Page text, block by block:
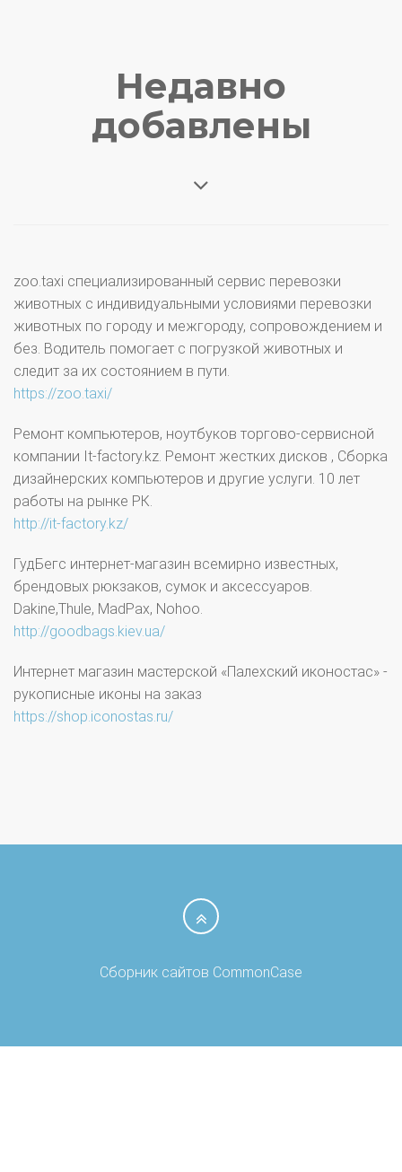
Недавно
добавлены
zoo.taxi специализированный сервис перевозки
животных с индивидуальными условиями перевозки
животных по городу и межгороду, сопровождением и
без. Водитель помогает с погрузкой животных и
следит за их состоянием в пути.
https://zoo.taxi/
Ремонт компьютеров, ноутбуков торгово-сервисной
компании It-factory.kz. Ремонт жестких дисков , Сборка
дизайнерских компьютеров и другие услуги. 10 лет
работы на рынке РК.
http://it-factory.kz/
ГудБегс интернет-магазин всемирно известных,
брендовых рюкзаков, сумок и аксессуаров.
Dakine,Thule, MadPax, Nohoo.
http://goodbags.kiev.ua/
Интернет магазин мастерской «Палехский иконостас» -
рукописные иконы на заказ
https://shop.iconostas.ru/
Сборник сайтов CommonCase